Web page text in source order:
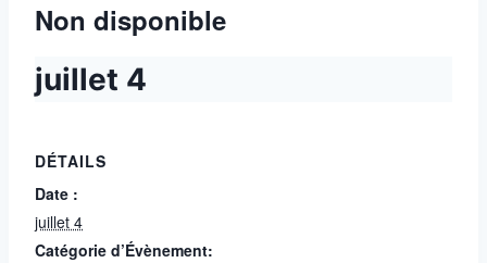
Non disponible
juillet 4
DÉTAILS
Date :
juillet 4
Catégorie d’Évènement: